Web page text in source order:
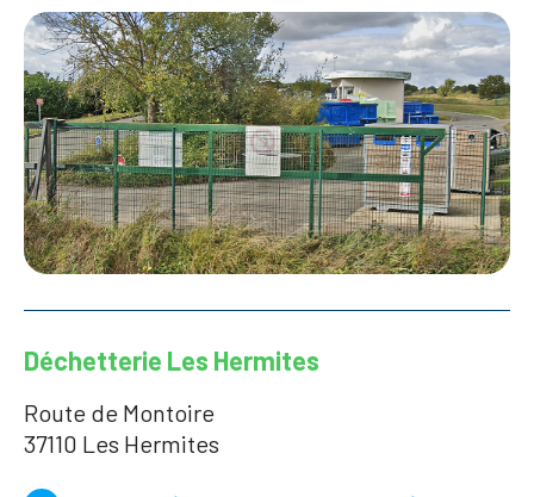
Déchetterie Les Hermites
Route de Montoire
37110 Les Hermites